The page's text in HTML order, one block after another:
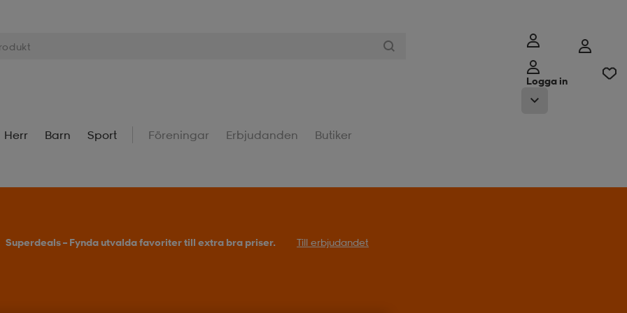
Logga in
Herr Barn Sport Föreningar Erbjudanden Butiker
Superdeals – Fynda utvalda favoriter till extra bra priser. Till erbjudandet